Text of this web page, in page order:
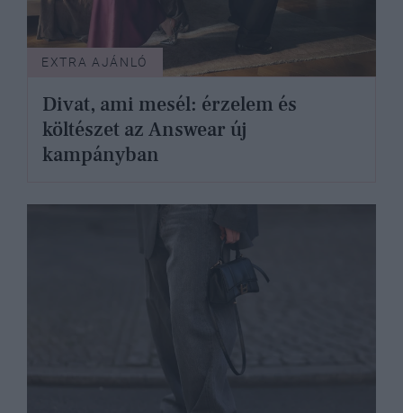
EXTRA AJÁNLÓ
Divat, ami mesél: érzelem és
költészet az Answear új
kampányban